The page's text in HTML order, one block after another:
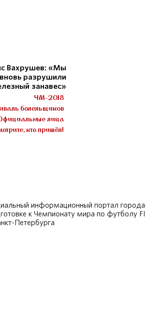
Вахрушев: «Мы
вновь разрушили
занавес»
ЧМ-2018
болельщиков
лица
кто пришёл!
информационный портал
к Чемпионату мира по футболу
Петербурга